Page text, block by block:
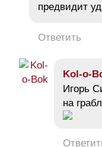
предвидит
Ответить
Kol-o-
Игорь
на